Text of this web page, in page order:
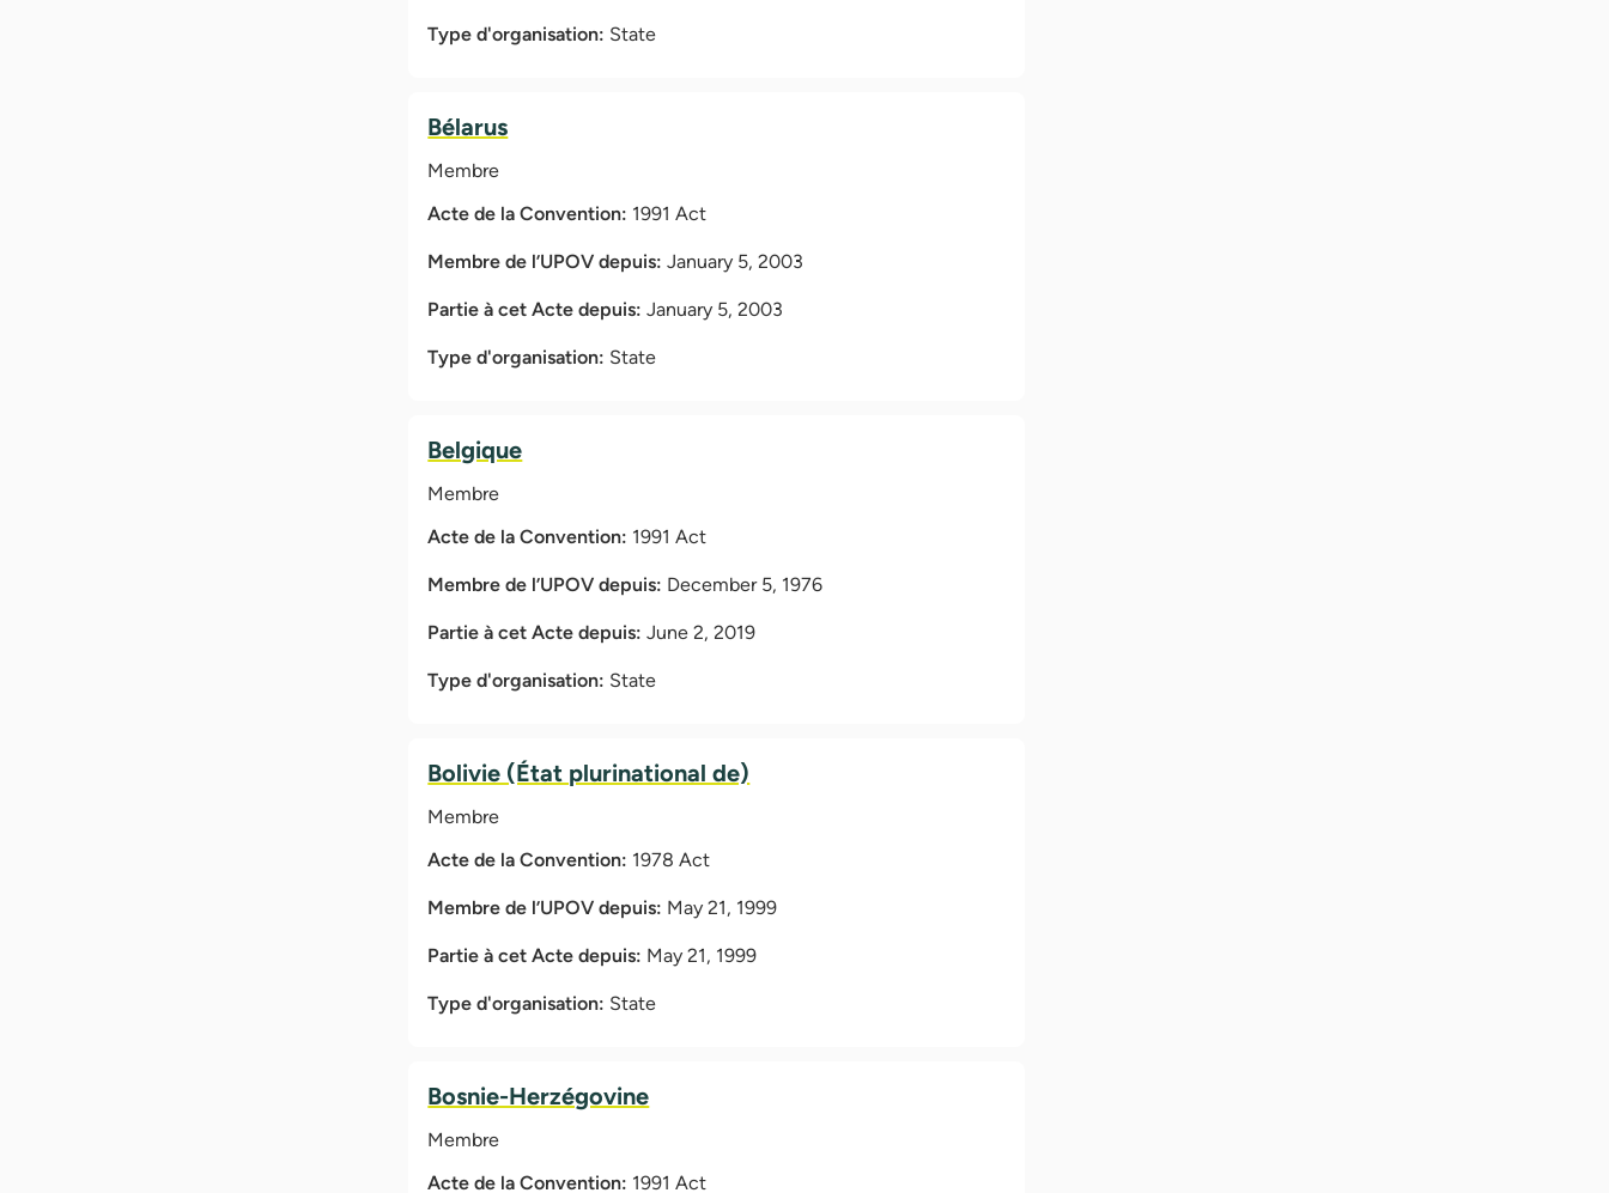
Type d'organisation: State
Bélarus
Membre
Acte de la Convention: 1991 Act
Membre de l’UPOV depuis:January 5, 2003
Partie à cet Acte depuis:January 5, 2003
Type d'organisation: State
Belgique
Membre
Acte de la Convention: 1991 Act
Membre de l’UPOV depuis: December 5, 1976
Partie à cet Acte depuis:June 2, 2019
Type d'organisation: State
Bolivie (État plurinational de)
Membre
Acte de la Convention: 1978 Act
Membre de l’UPOV depuis: May 21, 1999
Partie à cet Acte depuis: May 21, 1999
Type d'organisation: State
Bosnie-Herzégovine
Membre
Acte de la Convention: 1991 Act